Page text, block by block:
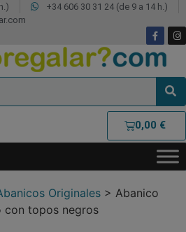
+34 606 30 31 24 (de 9 a 14 h.)
0,00 €
Originales > Abanico
con topos negros